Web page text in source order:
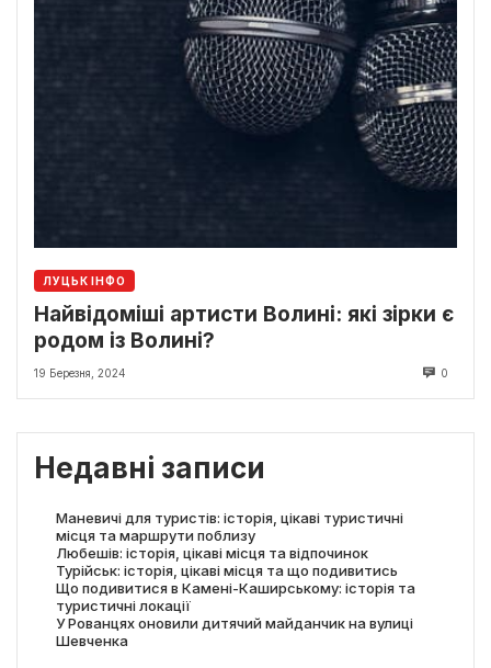
ЛУЦЬК ІНФО
Найвідоміші артисти Волині: які зірки є
родом із Волині?
19 Березня, 2024 0
Недавні записи
Маневичі для туристів: історія, цікаві туристичні
місця та маршрути поблизу
Любешів: історія, цікаві місця та відпочинок
Турійськ: історія, цікаві місця та що подивитись
Що подивитися в Камені-Каширському: історія та
туристичні локації
У Рованцях оновили дитячий майданчик на вулиці
Шевченка